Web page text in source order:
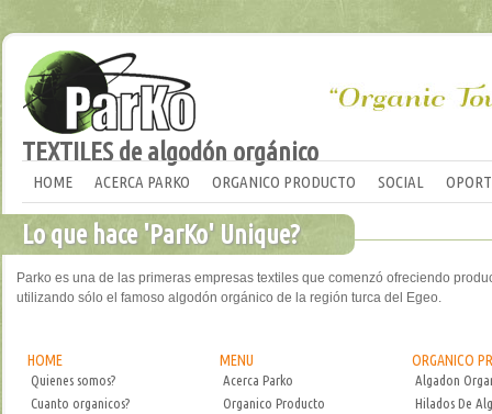
TEXTILES de algodón orgánico
HOME ACERCA PARKO ORGANICO PRODUCTO SOCIAL
Lo que hace 'ParKo' Unique?
Parko es una de las primeras empresas textiles que comenzó ofreciendo
utilizando sólo el famoso algodón orgánico de la región turca del Egeo.
HOME
Quienes somos?
Cuanto organicos?
MENU
Acerca Parko
Organico Producto
ORGANICO
Algadon
Hilados De